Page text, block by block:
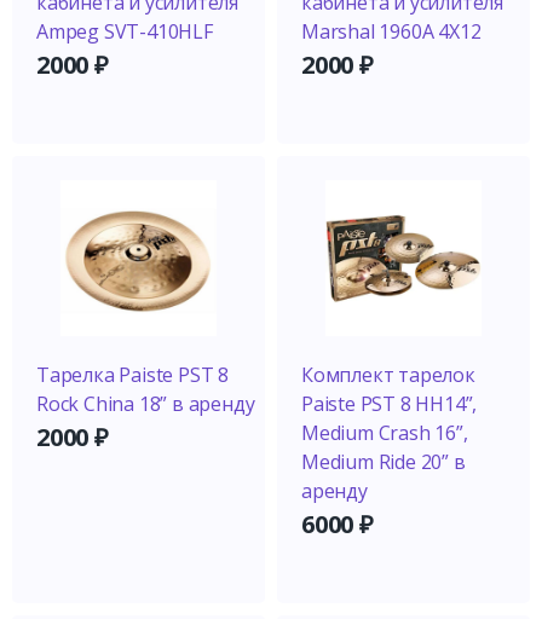
Ampeg SVT-410HLF
2000₽
Marshal 1960A 4X12
2000₽
Тарелка Paiste PST 8
Rock China 18” в аренду
2000₽
Комплект тарелок
Paiste PST 8 HH14”,
Medium Crash 16”,
Medium Ride 20” в
аренду
6000₽